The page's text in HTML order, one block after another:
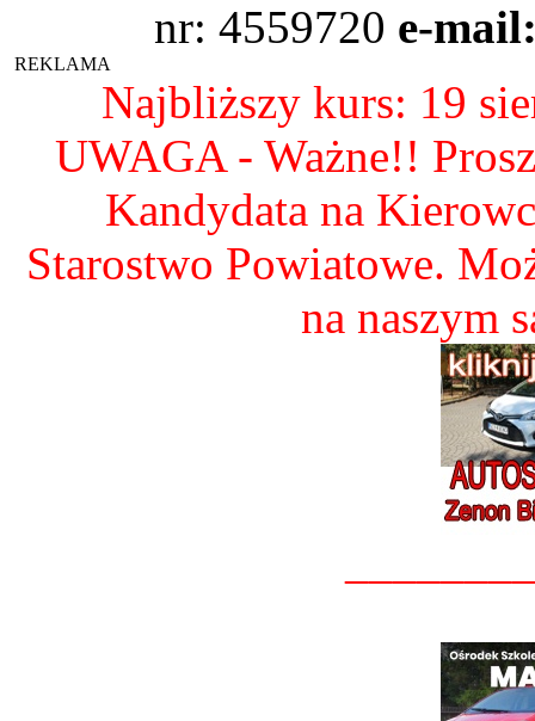
nr: 4559720 e-
REKLAMA
Najbliższy kurs: 19
UWAGA - Ważne!!
Kandydata na
Starostwo Powiatowe.
na naszym